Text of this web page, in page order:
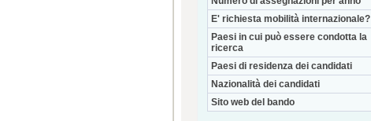
E' richiesta mobilità internazionale?
Paesi in cui può essere condotta la
ricerca
Paesi di residenza dei candidati
Nazionalità dei candidati
Sito web del bando